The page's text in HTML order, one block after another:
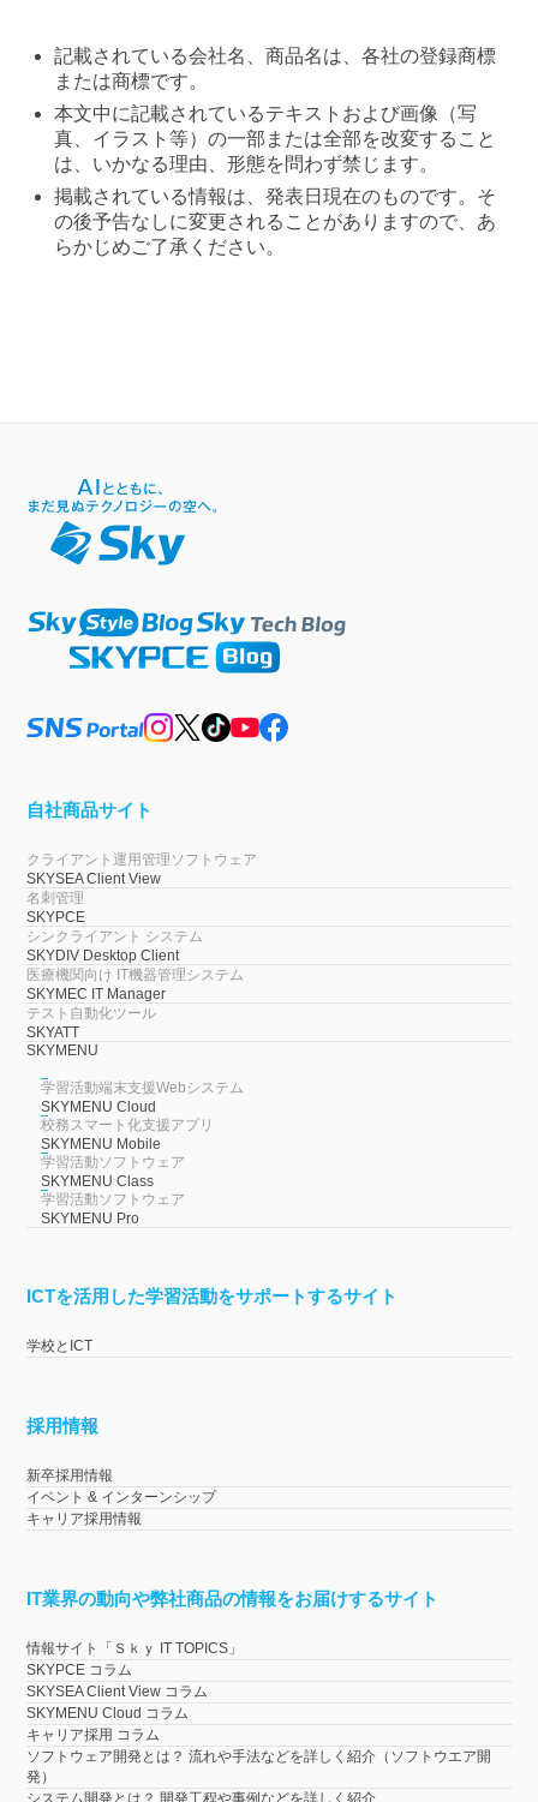
記載されている会社名、商品名は、各社の登録商標
または商標です。
本文中に記載されているテキストおよび画像（写
真、イラスト等）の一部または全部を改変すること
は、いかなる理由、形態を問わず禁じます。
掲載されている情報は、発表日現在のものです。そ
の後予告なしに変更されることがありますので、あ
らかじめご了承ください。
自社商品サイト
クライアント運用管理ソフトウェア
SKYSEA Client View
名刺管理
SKYPCE
シンクライアント システム
SKYDIV Desktop Client
医療機関向け IT機器管理システム
SKYMEC IT Manager
テスト自動化ツール
SKYATT
SKYMENU
学習活動端末支援Webシステム
SKYMENU Cloud
校務スマート化支援アプリ
SKYMENU Mobile
学習活動ソフトウェア
SKYMENU Class
学習活動ソフトウェア
SKYMENU Pro
ICTを活用した学習活動をサポートするサイト
学校とICT
採用情報
新卒採用情報
イベント & インターンシップ
キャリア採用情報
IT業界の動向や弊社商品の情報をお届けするサイト
情報サイト「Ｓｋｙ IT TOPICS」
SKYPCE コラム
SKYSEA Client View コラム
SKYMENU Cloud コラム
キャリア採用 コラム
ソフトウェア開発とは？ 流れや手法などを詳しく紹介（ソフトウエア開
発）
システム開発とは？ 開発工程や事例などを詳しく紹介